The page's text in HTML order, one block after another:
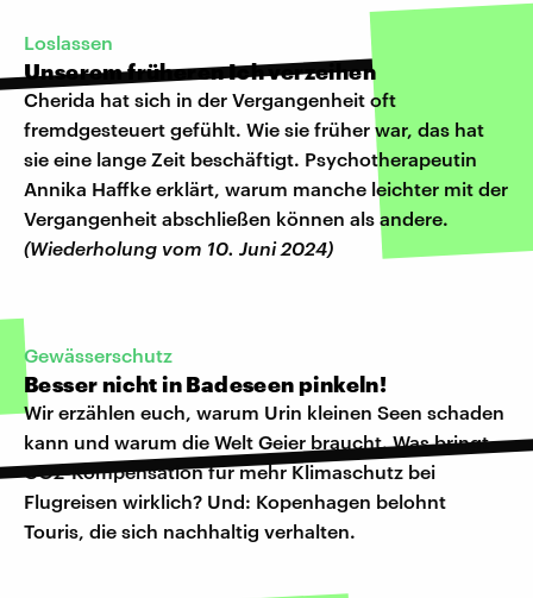
Loslassen
Unserem früheren Ich verzeihen
Cherida hat sich in der Vergangenheit oft
fremdgesteuert gefühlt. Wie sie früher war, das hat
sie eine lange Zeit beschäftigt. Psychotherapeutin
Annika Haffke erklärt, warum manche leichter mit der
Vergangenheit abschließen können als andere.
(Wiederholung vom 10. Juni 2024)
Gewässerschutz
Besser nicht in Badeseen pinkeln!
Wir erzählen euch, warum Urin kleinen Seen schaden
kann und warum die Welt Geier braucht. Was bringt
CO2-Kompensation für mehr Klimaschutz bei
Flugreisen wirklich? Und: Kopenhagen belohnt
Touris, die sich nachhaltig verhalten.